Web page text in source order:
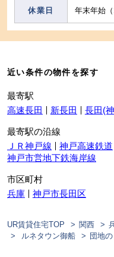
休業日 年末年始
近い条件の物件を探す
最寄駅
高速長田
新長田 長田(
最寄駅の沿線
ＪＲ神戸線
神戸高速鉄道
神戸市営地下鉄海岸線
市区町村
兵庫
神戸市長田区
UR賃貸住宅TOP 関西
ルネタウン御船
団地